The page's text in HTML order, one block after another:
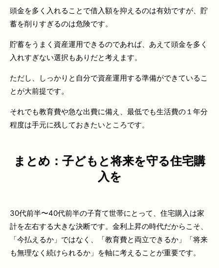
頭金を多く入れることで借入額を抑えるのは有効ですが、貯
蓄を削りすぎるのは危険です。
貯蓄をうまく資産運用できるのであれば、あえて頭金を多く
入れすぎない選択もありだと考えます。
ただし、しっかりと自分で資産運用する準備ができているこ
とが大前提です。
それでも教育費や急な出費に備え、最低でも生活費の１年分
程度は手元に残しておきたいところです。
まとめ：子どもと将来を守る住宅購
入を
30代前半〜40代前半の子育て世帯にとって、住宅購入は家
計を左右する大きな決断です。金利上昇の時代だからこそ、
「今払えるか」ではなく、「教育費と両立できるか」「将来
も無理なく続けられるか」を軸に考えることが重要です。